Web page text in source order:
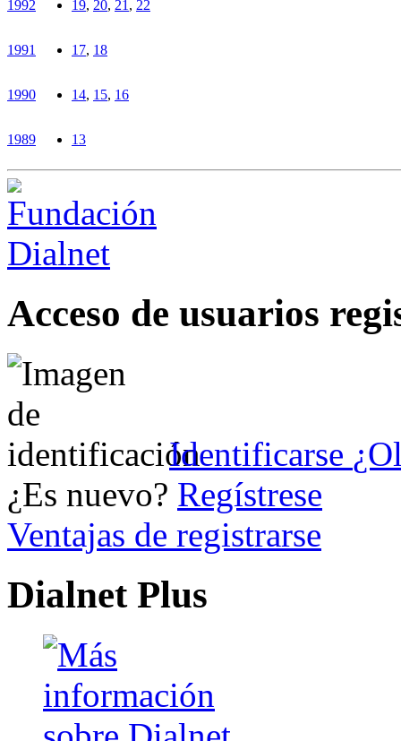
1992 19, 20, 21 , 22
1991 17, 18
1990 14, 15, 16
1989 13
Acceso de usuarios
Identificarse
¿Es nuevo? Regístrese
Ventajas de registrarse
Dialnet Plus